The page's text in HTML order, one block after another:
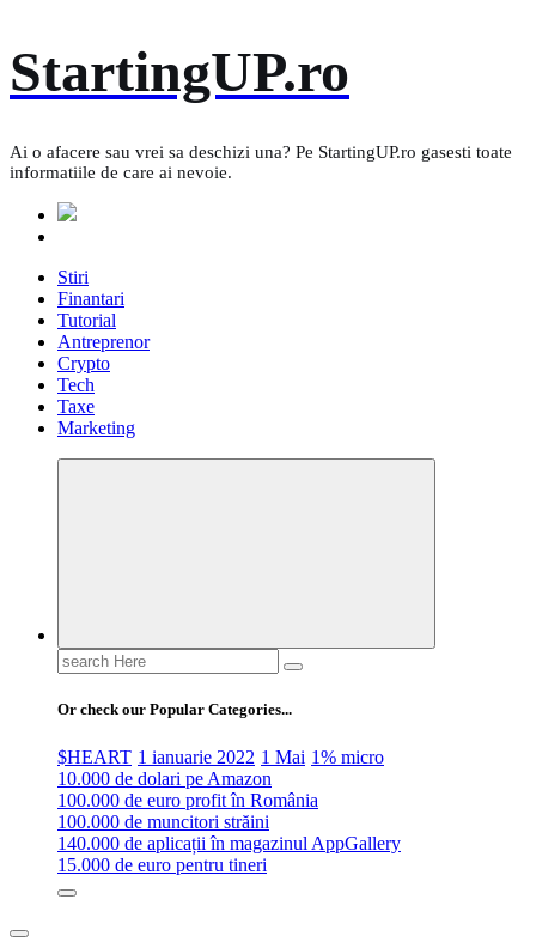
to
content
StartingUP.ro
Ai o afacere sau vrei sa deschizi una? Pe StartingUP.ro gasesti toate
informatiile de care ai nevoie.
Stiri
Finantari
Tutorial
Antreprenor
Crypto
Tech
Taxe
Marketing
Search
for:
Or check our Popular Categories...
$HEART 1 ianuarie 2022 1 Mai 1% micro
10.000 de dolari pe Amazon
100.000 de euro profit în România
100.000 de muncitori străini
140.000 de aplicații în magazinul AppGallery
15.000 de euro pentru tineri